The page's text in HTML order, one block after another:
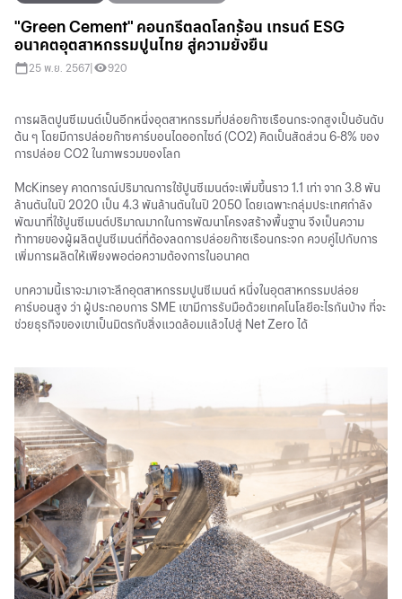
"Green Cement" คอนกรีตลดโลกร้อน เทรนด์ ESG
อนาคตอุตสาหกรรมปูนไทย สู่ความยั่งยืน
25 พ.ย. 2567 920
การผลิตปูนซีเมนต์เป็นอีกหนึ่งอุตสาหกรรมที่ปล่อยก๊าซเรือนกระจกสูงเป็นอันดับ
ต้น ๆ โดยมีการปล่อยก๊าซคาร์บอนไดออกไซด์ (CO2) คิดเป็นสัดส่วน 6-8% ของ
การปล่อย CO2 ในภาพรวมของโลก
McKinsey คาดการณ์ปริมาณการใช้ปูนซีเมนต์จะเพิ่มขึ้นราว 1.1 เท่า จาก 3.8 พัน
ล้านตันในปี 2020 เป็น 4.3 พันล้านตันในปี 2050 โดยเฉพาะกลุ่มประเทศกำลัง
พัฒนาที่ใช้ปูนซีเมนต์ปริมาณมากในการพัฒนาโครงสร้างพื้นฐาน จึงเป็นความ
ท้าทายของผู้ผลิตปูนซีเมนต์ที่ต้องลดการปล่อยก๊าซเรือนกระจก ควบคู่ไปกับการ
เพิ่มการผลิตให้เพียงพอต่อความต้องการในอนาคต
บทความนี้เราจะมาเจาะลึกอุตสาหกรรมปูนซีเมนต์ หนึ่งในอุตสาหกรรมปล่อย
คาร์บอนสูง ว่า ผู้ประกอบการ SME เขามีการรับมือด้วยเทคโนโลยีอะไรกันบ้าง ที่จะ
ช่วยธุรกิจของเขาเป็นมิตรกับสิ่งแวดล้อมแล้วไปสู่ Net Zero ได้